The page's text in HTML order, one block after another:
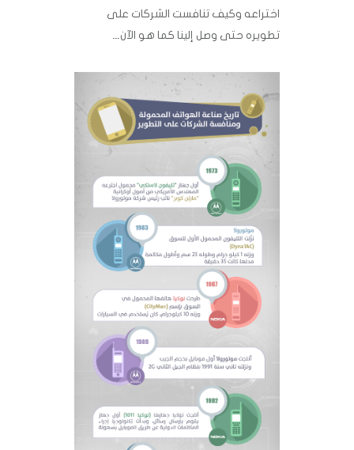
اختراعه وكيف ‏تنافست الشركات على
تطويره حتى وصل إلينا كما هو الآن…